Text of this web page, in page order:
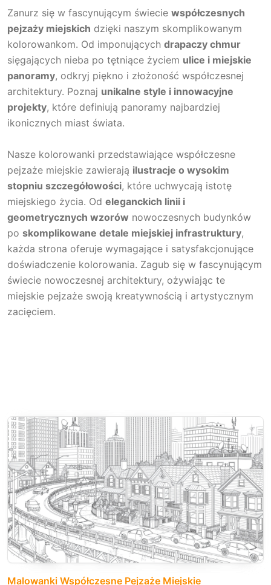
Zanurz się w fascynującym świecie współczesnych
pejzaży miejskich dzięki naszym skomplikowanym
kolorowankom. Od imponujących drapaczy chmur
sięgających nieba po tętniące życiem ulice i miejskie
panoramy, odkryj piękno i złożoność współczesnej
architektury. Poznaj unikalne style i innowacyjne
projekty, które definiują panoramy najbardziej
ikonicznych miast świata.
Nasze kolorowanki przedstawiające współczesne
pejzaże miejskie zawierają ilustracje o wysokim
stopniu szczegółowości, które uchwycają istotę
miejskiego życia. Od eleganckich linii i
geometrycznych wzorów nowoczesnych budynków
po skomplikowane detale miejskiej infrastruktury,
każda strona oferuje wymagające i satysfakcjonujące
doświadczenie kolorowania. Zagub się w fascynującym
świecie nowoczesnej architektury, ożywiając te
miejskie pejzaże swoją kreatywnością i artystycznym
zacięciem.
Malowanki Współczesne Pejzaże Miejskie